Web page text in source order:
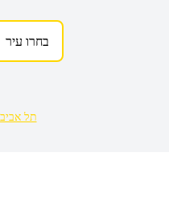
תל אביב